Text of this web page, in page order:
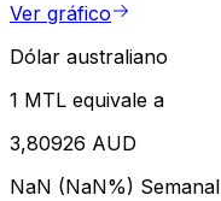
Ver gráfico
Dólar australiano
1 MTL equivale a
3,80926 AUD
NaN (NaN%) Semanal